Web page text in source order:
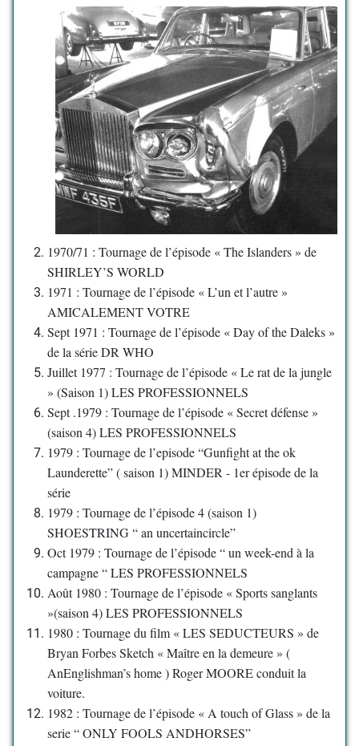
1970/71 : Tournage de l’épisode « The Islanders » de
SHIRLEY’S WORLD
1971 : Tournage de l’épisode « L’un et l’autre »
AMICALEMENT VOTRE
Sept 1971 : Tournage de l’épisode « Day of the Daleks »
de la série DR WHO
Juillet 1977 : Tournage de l’épisode « Le rat de la jungle
» (Saison 1) LES PROFESSIONNELS
Sept .1979 : Tournage de l’épisode « Secret défense »
(saison 4) LES PROFESSIONNELS
1979 : Tournage de l’episode “Gunfight at the ok
Launderette” ( saison 1) MINDER - 1er épisode de la
série
1979 : Tournage de l’épisode 4 (saison 1)
SHOESTRING “ an uncertaincircle”
Oct 1979 : Tournage de l’épisode “ un week-end à la
campagne “ LES PROFESSIONNELS
Août 1980 : Tournage de l’épisode « Sports sanglants
»(saison 4) LES PROFESSIONNELS
1980 : Tournage du film « LES SEDUCTEURS » de
Bryan Forbes Sketch « Maître en la demeure » (
AnEnglishman’s home ) Roger MOORE conduit la
voiture.
1982 : Tournage de l’épisode « A touch of Glass » de la
serie “ ONLY FOOLS ANDHORSES”